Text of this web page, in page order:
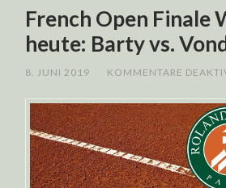
French Open Finale
heute: Barty vs.
8. JUNI 2019 KOMMENTARE